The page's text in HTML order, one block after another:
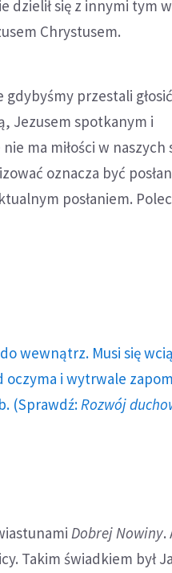
dzielił się z innymi tym
Chrystusem.
przestali
Jezusem spotkanym i
ma miłości w naszych
oznacza być
posłaniem.
wewnątrz. Musi się
oczyma i wytrwale
(Sprawdź: Rozwój
Dobrej Nowiny.
Takim świadkiem był